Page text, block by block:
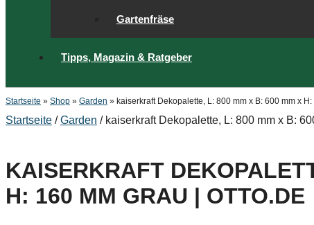
Gartenfräse
Tipps, Magazin & Ratgeber
Startseite » Shop » Garden » kaiserkraft Dekopalette, L: 800 mm x B: 600 mm x
Startseite /Garden / kaiserkraft Dekopalette, L: 800 mm x B:
KAISERKRAFT
H: 160 MM GRAU | OTTO.DE